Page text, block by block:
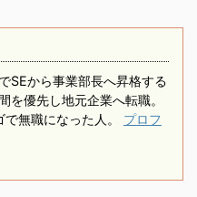
す。 普通免許所持で小型
...
SEから事業部長へ昇格する
を優先し地元企業へ転職。
無職になった人。 プロフ